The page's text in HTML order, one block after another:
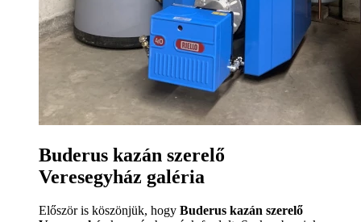
Buderus kazán szerelő
Veresegyház galéria
Először is köszönjük, hogy Buderus kazán szerelő